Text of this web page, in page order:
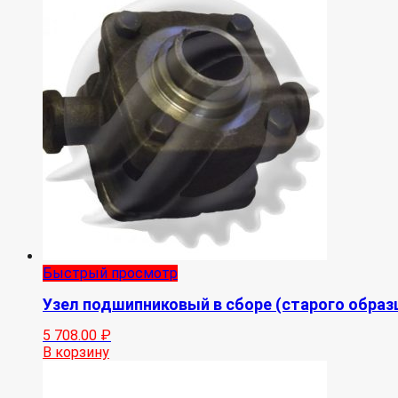
Быстрый просмотр
Узел подшипниковый в сборе (старого
5 708.00 ₽
В корзину